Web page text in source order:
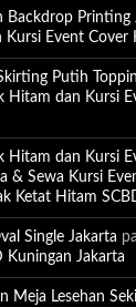
Backdrop Printing
Kursi Event Cover
Putih
Hitam dan Kursi
Hitam dan Kursi
& Sewa Kursi
Ketat Hitam
Single Jakarta
Kuningan Jakarta
Meja Lesehan